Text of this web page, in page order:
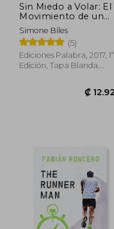
Sin Miedo a Volar: El
Movimiento de un
Cuerpo, el Equilibrio
de una Vida
Simone Biles
(5)
Ediciones Palabra, 2017, 1ª
Edición, Tapa Blanda,